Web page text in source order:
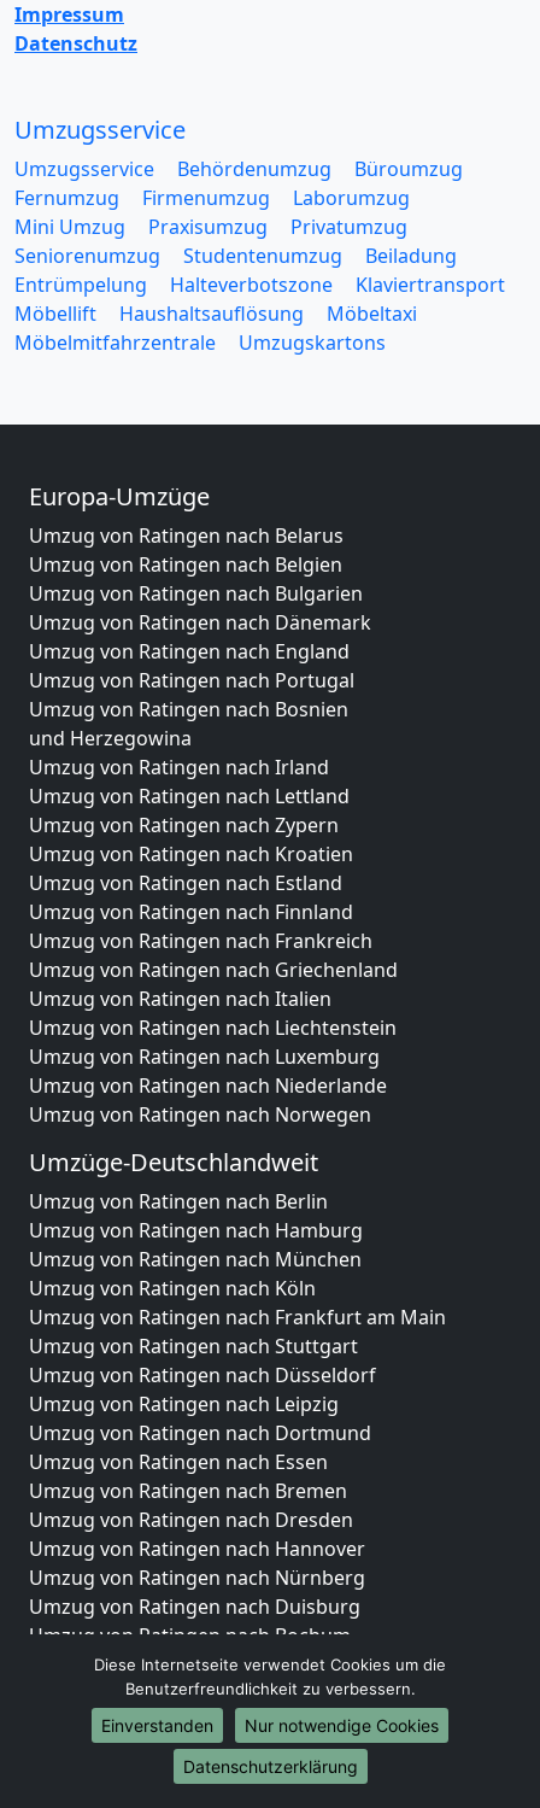
Impressum
Datenschutz
Umzugsservice
Umzugsservice Behördenumzug
Büroumzug
Fernumzug
Firmenumzug
Laborumzug
Mini Umzug
Praxisumzug
Privatumzug
Seniorenumzug
Studentenumzug
Beiladung
Entrümpelung
Halteverbotszone
Klaviertransport
Möbellift
Haushaltsauflösung
Möbeltaxi
Möbelmitfahrzentrale
Umzugskartons
Europa-Umzüge
Umzug von Ratingen nach Belarus
Umzug von Ratingen nach Belgien
Umzug von Ratingen nach Bulgarien
Umzug von Ratingen nach Dänemark
Umzug von Ratingen nach England
Umzug von Ratingen nach Portugal
Umzug von Ratingen nach Bosnien
und Herzegowina
Umzug von Ratingen nach Irland
Umzug von Ratingen nach Lettland
Umzug von Ratingen nach Zypern
Umzug von Ratingen nach Kroatien
Umzug von Ratingen nach Estland
Umzug von Ratingen nach Finnland
Umzug von Ratingen nach Frankreich
Umzug von Ratingen nach Griechenland
Umzug von Ratingen nach Italien
Umzug von Ratingen nach Liechtenstein
Umzug von Ratingen nach Luxemburg
Umzug von Ratingen nach Niederlande
Umzug von Ratingen nach Norwegen
Umzüge-Deutschlandweit
Umzug von Ratingen nach Berlin
Umzug von Ratingen nach Hamburg
Umzug von Ratingen nach München
Umzug von Ratingen nach Köln
Umzug von Ratingen nach Frankfurt am Main
Umzug von Ratingen nach Stuttgart
Umzug von Ratingen nach Düsseldorf
Umzug von Ratingen nach Leipzig
Umzug von Ratingen nach Dortmund
Umzug von Ratingen nach Essen
Umzug von Ratingen nach Bremen
Umzug von Ratingen nach Dresden
Umzug von Ratingen nach Hannover
Umzug von Ratingen nach Nürnberg
Umzug von Ratingen nach Duisburg
Umzug von Ratingen nach Bochum
Umzug von Ratingen nach Wuppertal
Umzug von Ratingen nach Bielefeld
Umzug von Ratingen nach Bonn
Umzug von Ratingen nach Münster
Diese Internetseite verwendet Cookies um die
Benutzerfreundlichkeit zu verbessern.
Einverstanden
Nur notwendige Cookies
Datenschutzerklärung